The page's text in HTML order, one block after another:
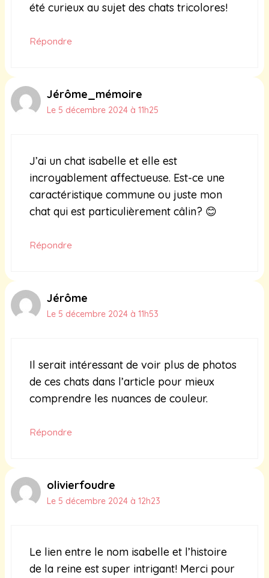
été curieux au sujet des chats tricolores!
Répondre
Jérôme_mémoire
Le 5 décembre 2024 à 11h25
J’ai un chat isabelle et elle est
incroyablement affectueuse. Est-ce une
caractéristique commune ou juste mon
chat qui est particulièrement câlin? 😊
Répondre
Jérôme
Le 5 décembre 2024 à 11h53
Il serait intéressant de voir plus de photos
de ces chats dans l’article pour mieux
comprendre les nuances de couleur.
Répondre
olivierfoudre
Le 5 décembre 2024 à 12h23
Le lien entre le nom isabelle et l’histoire
de la reine est super intrigant! Merci pour